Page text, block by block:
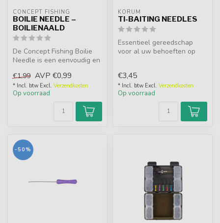
CONCEPT FISHING
BOILIE NEEDLE –
BOILIENAALD
De Concept Fishing Boilie
Needle is een eenvoudig en
boilie...
€1,99 AVP €0,99
* Incl. btw Excl. Verzendkosten
Op voorraad
KORUM
TI-BAITING NEEDLES
Essentieel gereedschap
voor al uw behoeften op
€3,45
* Incl. btw Excl. Verzendkosten
Op voorraad
-50%